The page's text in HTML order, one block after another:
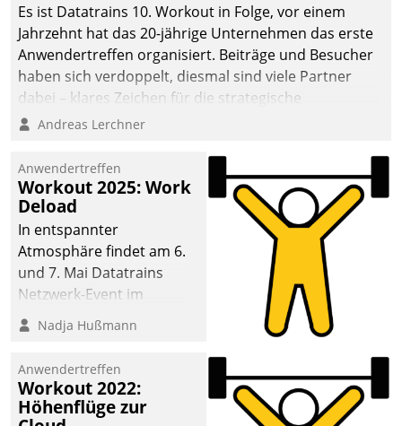
Es ist Datatrains 10. Workout in Folge, vor einem
Jahrzehnt hat das 20-jährige Unternehmen das erste
Anwendertreffen organisiert. Beiträge und Besucher
haben sich verdoppelt, diesmal sind viele Partner
dabei – klares Zeichen für die strategische
Fokussierung auf den Kunden.
Andreas Lerchner
Anwendertreffen
Workout 2025: Work
Deload
In entspannter
Atmosphäre findet am 6.
und 7. Mai Datatrains
Netzwerk-Event im
Kunden- und Partnerkreis
statt. Zentrale Frage: Wie
Mammutprojekte
meistern und Workloads
Nadja Hußmann
Anwendertreffen
Workout 2022:
Höhenflüge zur